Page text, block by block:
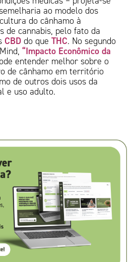
ao modelo dos
do cânhamo à
de cannabis, pelo fato da
CBD do queTHC. No segundo
“Impacto Econômico da
entender melhor sobre o
de cânhamo em território
de outros dois usos da
e uso adulto.